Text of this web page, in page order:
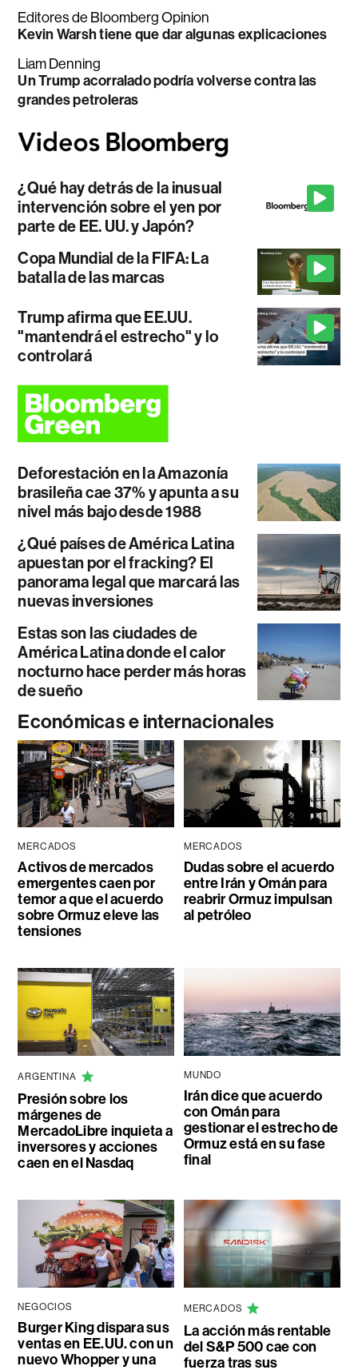
Editores de Bloomberg Opinion
Kevin Warsh tiene que dar algunas explicaciones
Liam Denning
Un Trump acorralado podría volverse contra las
grandes petroleras
¿Qué hay detrás de la inusual
intervención sobre el yen por
parte de EE. UU. y Japón?
Copa Mundial de la FIFA: La
batalla de las marcas
Trump afirma que EE.UU.
"mantendrá el estrecho" y lo
controlará
Deforestación en la Amazonía
brasileña cae 37% y apunta a su
nivel más bajo desde 1988
¿Qué países de América Latina
apuestan por el fracking? El
panorama legal que marcará las
nuevas inversiones
Estas son las ciudades de
América Latina donde el calor
nocturno hace perder más horas
de sueño
Económicas e internacionales
MERCADOS
Activos de mercados
emergentes caen por
temor a que el acuerdo
sobre Ormuz eleve las
tensiones
MERCADOS
Dudas sobre el acuerdo
entre Irán y Omán para
reabrir Ormuz impulsan
al petróleo
ARGENTINA
Presión sobre los
márgenes de
MercadoLibre inquieta a
inversores y acciones
caen en el Nasdaq
MUNDO
Irán dice que acuerdo
con Omán para
gestionar el estrecho de
Ormuz está en su fase
final
NEGOCIOS
Burger King dispara sus
ventas en EE.UU. con un
nuevo Whopper y una
MERCADOS
La acción más rentable
del S&P 500 cae con
fuerza tras sus